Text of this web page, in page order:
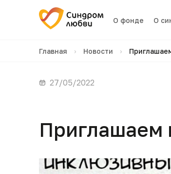
О фонде О
Главная › Новости ›
27/05/2022
Приглашаем